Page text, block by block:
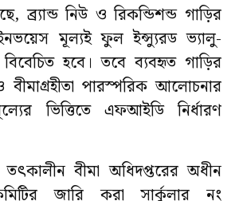
ব্র্যান্ড নিউ ও রিকন্ডিশন্ড গাড়ির
মূল্যই ফুল ইন্স্যুরড ভ্যালু-
হবে। তবে ব্যবহৃত গাড়ির
বীমাগ্রহীতা পারস্পরিক আলোচনার
ভিত্তিতে এফআইডি নির্ধারণ
তৎকালীন বীমা অধিদপ্তরের অধীন
জারি করা সার্কুলার নং